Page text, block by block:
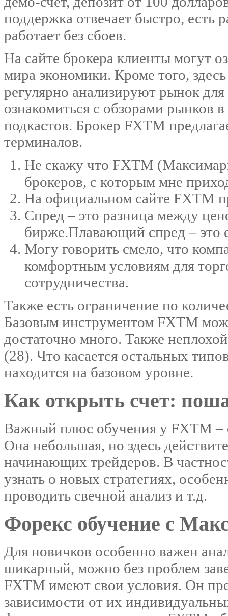
поддержка отвечает быстро, есть
работает без сбоев.
На сайте брокера клиенты могут
мира экономики. Кроме того,
регулярно анализируют рынок
ознакомиться с обзорами рынков
подкастов. Брокер FXTM
терминалов.
Не скажу что FXTM
брокеров, с которым мне
На официальном сайте FXTM
Спред – это разница между
бирже.Плавающий спред – это
Могу говорить смело, что
комфортным условиям для
сотрудничества.
Также есть ограничение по
Базовым инструментом FXTM
достаточно много. Также
(28). Что касается остальных
находится на базовом уровне.
Как открыть счет:
Важный плюс обучения у FXTM –
Она небольшая, но здесь
начинающих трейдеров. В
узнать о новых стратегиях,
проводить свечной анализ и т.д.
Форекс обучение с
Для новичков особенно важен
шикарный, можно без проблем
FXTM имеют свои условия. Он
зависимости от их